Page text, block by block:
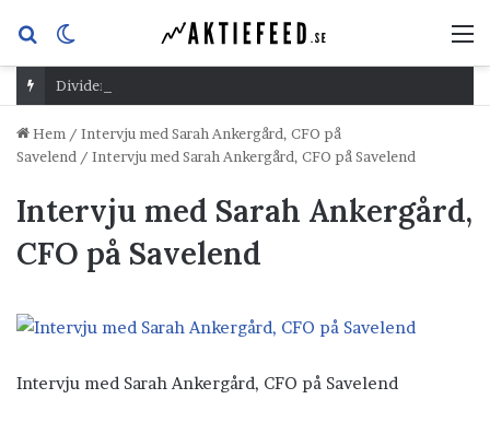
Sök
efterskin
Dividend Overshoot Day
Hem / Intervju med Sarah Ankergård, CFO på
Savelend / Intervju med Sarah Ankergård, CFO på Savelend
Intervju med Sarah Ankergård,
CFO på Savelend
Intervju med Sarah Ankergård, CFO på Savelend